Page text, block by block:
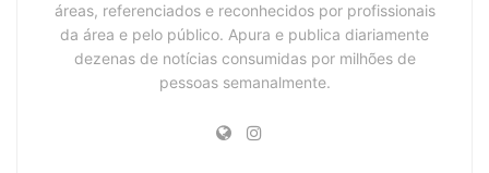
áreas, referenciados e reconhecidos por profissionais
da área e pelo público. Apura e publica diariamente
dezenas de notícias consumidas por milhões de
pessoas semanalmente.